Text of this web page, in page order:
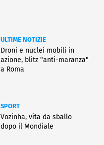
ULTIME NOTIZIE
Droni e nuclei mobili in
azione, blitz "anti-maranza"
a Roma
SPORT
Vozinha, vita da sballo
dopo il Mondiale